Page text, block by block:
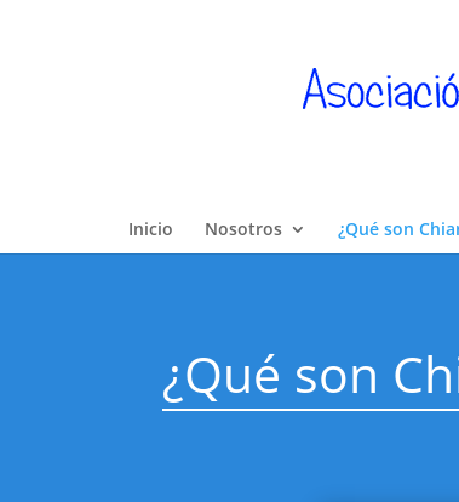
Inicio Nosotros ¿Qué son
¿Qué son